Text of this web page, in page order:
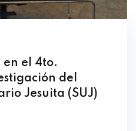
en el 4to.
del
Jesuita (SUJ)